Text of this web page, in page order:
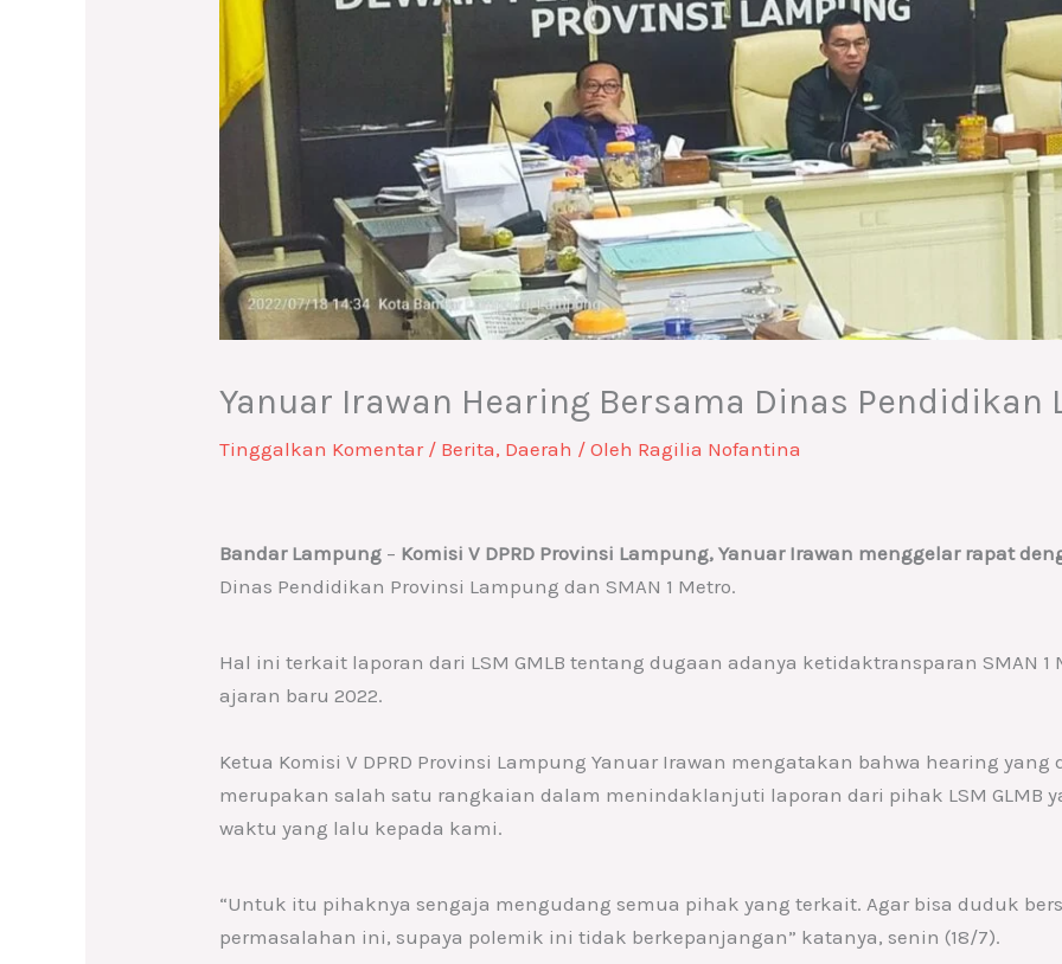
Yanuar Irawan Hearing Bersama Dinas Pendidikan
Tinggalkan Komentar / Berita, Daerah / Oleh Ragilia Nofantina
Bandar Lampung – Komisi V DPRD Provinsi Lampung, Yanuar Irawan menggelar rapat
Dinas Pendidikan Provinsi Lampung dan SMAN 1 Metro.
Hal ini terkait laporan dari LSM GMLB tentang dugaan adanya ketidaktransparan SMAN 1
ajaran baru 2022.
Ketua Komisi V DPRD Provinsi Lampung Yanuar Irawan mengatakan bahwa hearing
merupakan salah satu rangkaian dalam menindaklanjuti laporan dari pihak LSM GLMB
waktu yang lalu kepada kami.
“Untuk itu pihaknya sengaja mengudang semua pihak yang terkait. Agar bisa duduk
permasalahan ini, supaya polemik ini tidak berkepanjangan” katanya, senin (18/7).